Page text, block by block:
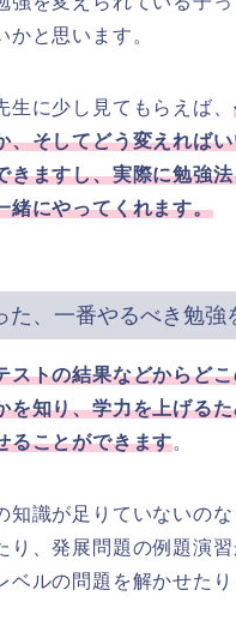
かと思います。
生に少し見てもらえば、
、そしてどう変えれば
きますし、実際に勉強
緒にやってくれます。
た、一番やるべき勉強
ストの結果などからど
を知り、学力を上げる
ることができます。
知識が足りていないの
り、発展問題の例題演
ベルの問題を解かせたり